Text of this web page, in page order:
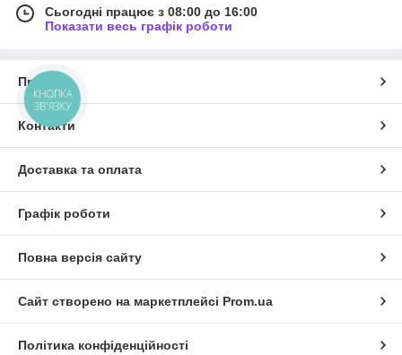
Сьогодні працює з 08:00 до 16:00
Показати весь графік роботи
Про нас
Контакти
Доставка та оплата
Графік роботи
Повна версія сайту
Сайт створено на маркетплейсі Prom.ua
Політика конфіденційності
КНОПКА
ЗВ'ЯЗКУ